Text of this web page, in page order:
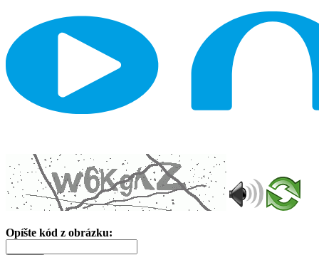
Opíšte kód z obrázku: